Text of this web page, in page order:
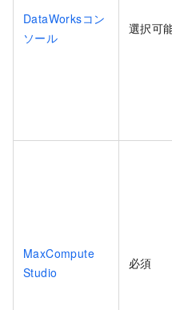
DataWorksコン
ソール
選択可
MaxCompute
Studio
必須